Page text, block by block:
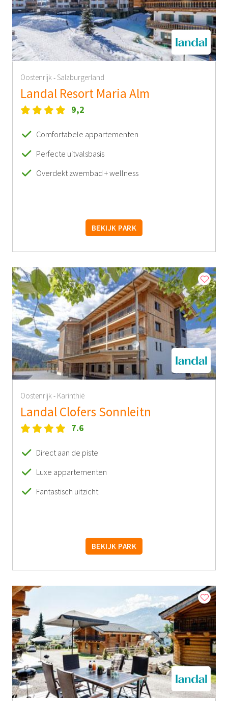
Oostenrijk- Salzburgerland
Landal Resort Maria Alm
9,2
Comfortabele appartementen
Perfecte uitvalsbasis
Overdekt zwembad + wellness
BEKIJK PARK
Oostenrijk- Karinthië
Landal Clofers Sonnleitn
7.6
Direct aan de piste
Luxe appartementen
Fantastisch uitzicht
BEKIJK PARK